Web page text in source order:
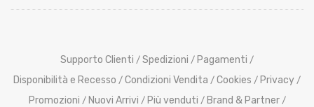
Supporto Clienti / Spedizioni / Pagamenti /
Disponibilità e Recesso / Condizioni Vendita / Cookies / Privacy /
Promozioni / Nuovi Arrivi / Più venduti / Brand & Partner /